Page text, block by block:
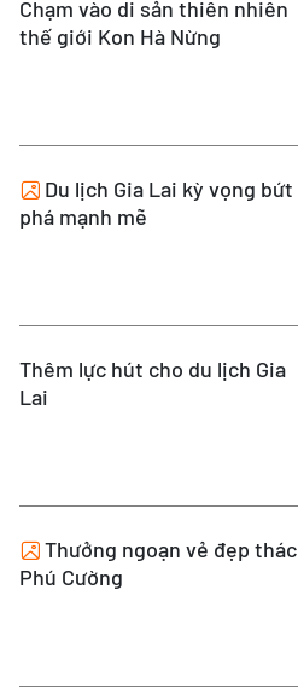
Chạm vào di sản thiên nhiên
thế giới Kon Hà Nừng
Du lịch Gia Lai kỳ vọng bứt
phá mạnh mẽ
Thêm lực hút cho du lịch Gia
Lai
Thưởng ngoạn vẻ đẹp thác
Phú Cường